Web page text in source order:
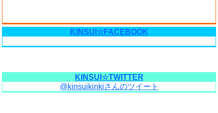
KINSUI☆FACEBOOK
KINSUI☆TWITTER
@kinsuikinkiさんのツイート